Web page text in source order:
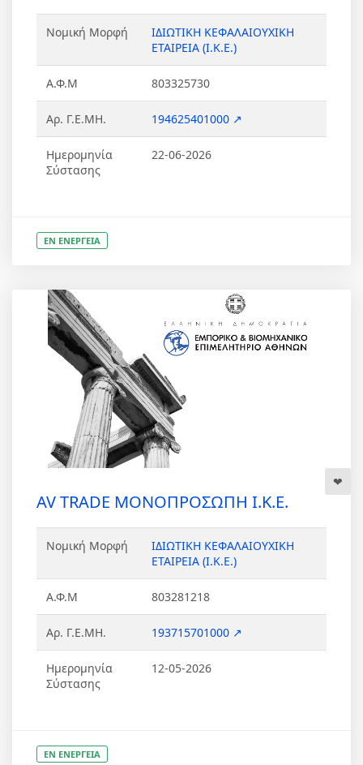
Νομική Μορφή
ΙΔΙΩΤΙΚΗ ΚΕΦΑΛΑΙΟΥΧΙΚΗ
ΕΤΑΙΡΕΙΑ (Ι.Κ.Ε.)
Α.Φ.Μ 803325730
Αρ. Γ.Ε.ΜΗ. 194625401000 ↗
Ημερομηνία
Σύστασης
22-06-2026
ΕΝ ΕΝΕΡΓΕΙΑ
AV TRADE ΜΟΝΟΠΡΟΣΩΠΗ Ι.Κ.Ε.
Νομική Μορφή
ΙΔΙΩΤΙΚΗ ΚΕΦΑΛΑΙΟΥΧΙΚΗ
ΕΤΑΙΡΕΙΑ (Ι.Κ.Ε.)
Α.Φ.Μ 803281218
Αρ. Γ.Ε.ΜΗ. 193715701000 ↗
Ημερομηνία
Σύστασης
12-05-2026
ΕΝ ΕΝΕΡΓΕΙΑ